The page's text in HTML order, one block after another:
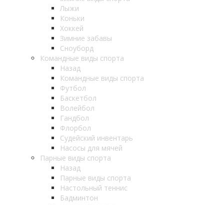
Лыжи
Коньки
Хоккей
Зимние забавы
Сноуборд
Командные виды спорта
Назад
Командные виды спорта
Футбол
Баскетбол
Волейбол
Гандбол
Флорбол
Судейский инвентарь
Насосы для мячей
Парные виды спорта
Назад
Парные виды спорта
Настольный теннис
Бадминтон